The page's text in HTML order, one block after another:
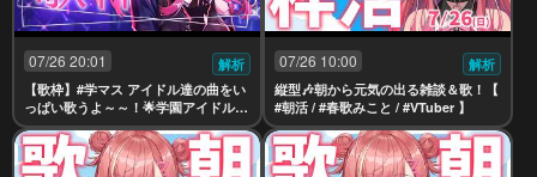
07/26 20:01
解析
【歌枠】#学マス アイドル達の曲をい
っぱい歌うよ～～！🌟学園アイドルマ
スター Singing Stream【 #春歌みこ
と #VTuber 】
07/26 10:00
解析
縦型🎶朝から元気の出る雑談＆歌！【
#朝活 / #春歌みこと / #VTuber 】